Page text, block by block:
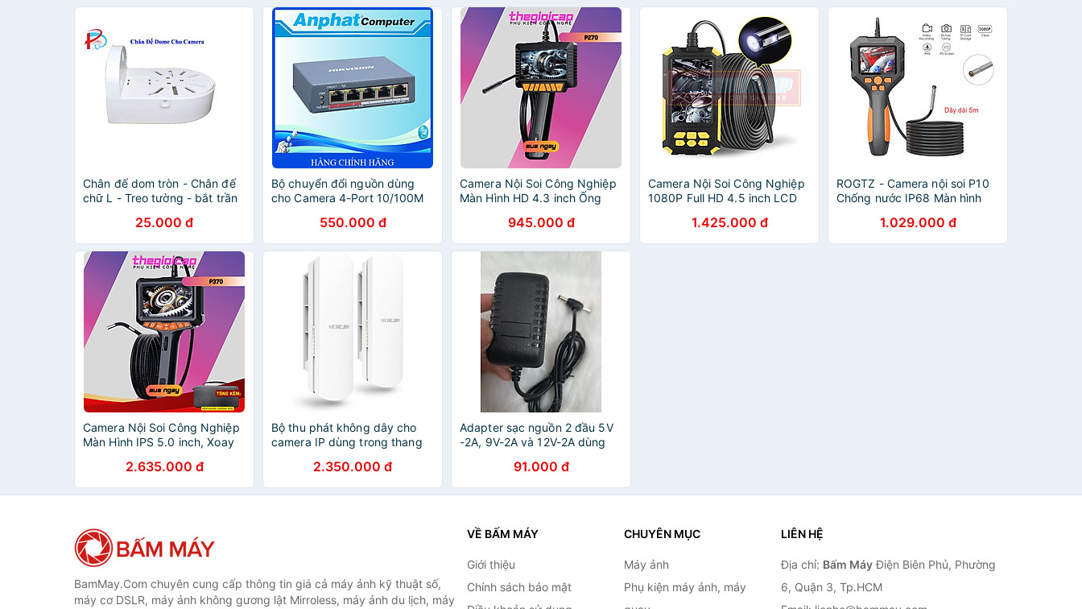
Industrial Endoscope Camera
4.3'' LCD Screen HD 1080P
Inspection Handhold
Borescope 8 LEDs IP67 For
Car Sewer - Hàng Chính Hãng
Phân Giải 1080P | Góc Nhìn
70° - Hàng Chính Hãng
Chân đế dom tròn - Chân đế
chữ L - Treo tường - bắt trần
25.000 đ
Bộ chuyển đổi nguồn dùng
cho Camera 4-Port 10/100M
EI - Hàng Chính Hãng
550.000 đ
Camera Nội Soi Công Nghiệp
Màn Hình HD 4.3 inch Ống
Hàng Nhập Khẩu
945.000 đ
Camera Nội Soi Công Nghiệp
1080P Full HD 4.5 inch LCD
Hàng Nhập Khẩu
1.425.000 đ
ROGTZ - Camera nội soi P10
Chống nước IP68 Màn hình
camera 3.9mm Độ phân giải
cao 1080p 8 đèn LED Đa
1.029.000 đ
Camera Nội Soi Công Nghiệp
Màn Hình IPS 5.0 inch, Xoay
P370 Dài 1.5m - Hàng Nhập
Khẩu
2.635.000 đ
Bộ thu phát không dây cho
camera IP dùng trong thang
MWB505 tốc độ ( 5.8Ghz,
867Mb ) sóng 0 đến 5km -
Hàng nhập khẩu
2.350.000 đ
Adapter sạc nguồn 2 đầu 5V
-2A, 9V-2A và 12V-2A dùng
led và các thiết bị điện tử
khác - Hàng chính hãng
91.000 đ
BamMay.Com chuyên cung cấp thông tin giá cả máy ảnh kỹ thuật số,
máy cơ DSLR, máy ảnh không gương lật Mirroless, máy ảnh du lịch, máy
VỀ BẤM MÁY
Giới thiệu
Chính sách bảo mật
CHUYÊN MỤC
Máy ảnh
Phụ kiện máy ảnh, máy
LIÊN HỆ
Địa chỉ: Bấm MáyĐiện Biên Phủ, Phường
6, Quận 3, Tp.HCM